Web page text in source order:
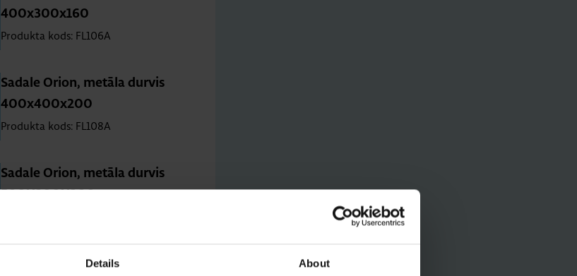
Details About
400x300x160
Produkta kods: FL106A
Sa­dale Orion, me­tāla dur­vis
400x400x200
Produkta kods: FL108A
Sa­dale Orion, me­tāla dur­vis
Sa­dale Orion, me­tāla dur­vis